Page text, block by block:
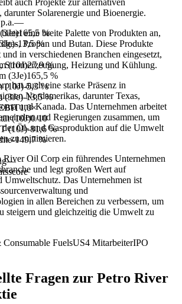
—
165,5 %
-13,5 %
(10J)27,9 %
(3Je)165,5 %
(10J)-5,3 %
(3Je)-13,5 %
1,0×
(10J)0/10
(10J)-81,6 %
-149,7 %
—
darunter Solarenergie und Bioenergie.
eine breite Palette von Produkten an,
Propan und Butan. Diese Produkte
in verschiedenen Branchen eingesetzt,
Stromerzeugung, Heizung und Kühlung.
hat auch eine starke Präsenz in
Nordamerikas, darunter Texas,
und Kanada. Das Unternehmen arbeitet
und Regierungen zusammen, um
Öl- und Gasproduktion auf die Umwelt
zu minimieren.
River Oil Corp ein führendes Unternehmen
und legt großen Wert auf
Umweltschutz. Das Unternehmen ist
und
in allen Bereichen zu verbessern, um
steigern und gleichzeitig die Umwelt zu
FuelsUS4 MitarbeiterIPO
Fragen zur Petro River